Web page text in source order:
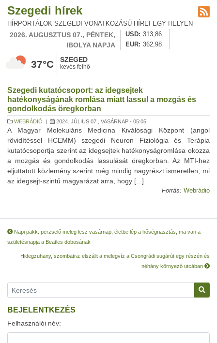
Szegedi hírek
HÍRPORTÁLOK SZEGEDI VONATKOZÁSÚ HÍREI EGY HELYEN
2026. AUGUSZTUS 07., PÉNTEK,
IBOLYA NAPJA
USD
313,86
EUR
362,98
37°C SZEGED
kevés felhő
Szegedi kutatócsoport: az idegsejtek
hatékonyságának romlása miatt lassul a mozgás és
gondolkodás öregkorban
WEBRÁDIÓ | 2024. JÚLIUS 07., VASÁRNAP - 05:05
A Magyar Molekuláris Medicina Kiválósági Központ (angol
rövidítéssel HCEMM) szegedi Neuron Fiziológia és Terápia
kutatócsoportja szerint az idegsejtek hatékonyságromlása okozza
a mozgás és gondolkodás lassulását öregkorban. Az MTI-hez
eljuttatott közlemény szerint még mindig nagyrészt ismeretlen, mi
az idegsejt-szintű magyarázat arra, hogy [...]
Forrás: Webrádió
Napi pakk: perzselő meleg lesz vasárnap, életbe lép a hőségriasztás, ma van a
születésnapja a Beatles dobosának
Hidegzuhany, szombatra: elszállt a melegvíz a Csongrádi sugárút egy részén és
néhány környező utcában
BEJELENTKEZÉS
Felhasználói név: